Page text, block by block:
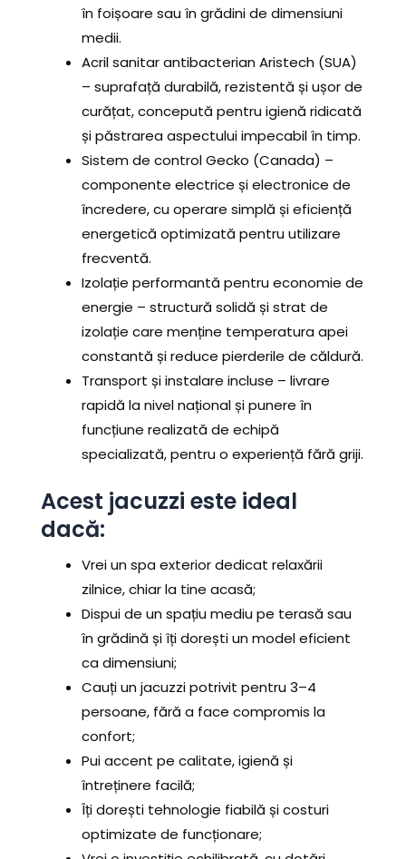
în foișoare sau în grădini de dimensiuni
medii.
Acril sanitar antibacterian Aristech (SUA)
– suprafață durabilă, rezistentă și ușor de
curățat, concepută pentru igienă ridicată
și păstrarea aspectului impecabil în timp.
Sistem de control Gecko (Canada) –
componente electrice și electronice de
încredere, cu operare simplă și eficiență
energetică optimizată pentru utilizare
frecventă.
Izolație performantă pentru economie de
energie – structură solidă și strat de
izolație care menține temperatura apei
constantă și reduce pierderile de căldură.
Transport și instalare incluse – livrare
rapidă la nivel național și punere în
funcțiune realizată de echipă
specializată, pentru o experiență fără griji.
Acest jacuzzi este ideal
dacă:
Vrei un spa exterior dedicat relaxării
zilnice, chiar la tine acasă;
Dispui de un spațiu mediu pe terasă sau
în grădină și îți dorești un model eficient
ca dimensiuni;
Cauți un jacuzzi potrivit pentru 3–4
persoane, fără a face compromis la
confort;
Pui accent pe calitate, igienă și
întreținere facilă;
Îți dorești tehnologie fiabilă și costuri
optimizate de funcționare;